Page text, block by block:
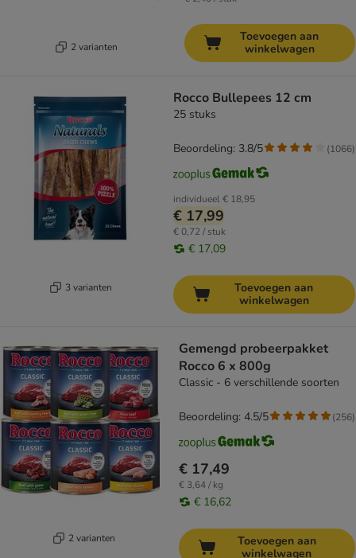
2 varianten
Toevoegen aan
winkelwagen
3 varianten
Rocco Bullepees 12 cm
25 stuks
individueel€ 18,95
€ 17,99
€ 0,72 / stuk
€ 17,09
Beoordeling: 3.8/5 (1066)
Toevoegen aan
winkelwagen
2 varianten
Gemengd probeerpakket
Rocco 6 x 800g
Classic - 6 verschillende soorten
€ 17,49
€ 3,64 / kg
€ 16,62
Beoordeling: 4.5/5 (256)
Toevoegen aan
winkelwagen